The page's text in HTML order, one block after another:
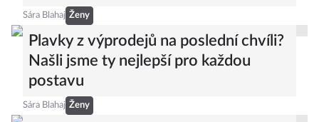
Sára Blahaj Ženy
Plavky z výprodejů na poslední chvíli?
Našli jsme ty nejlepší pro každou
postavu
Sára Blahaj Ženy